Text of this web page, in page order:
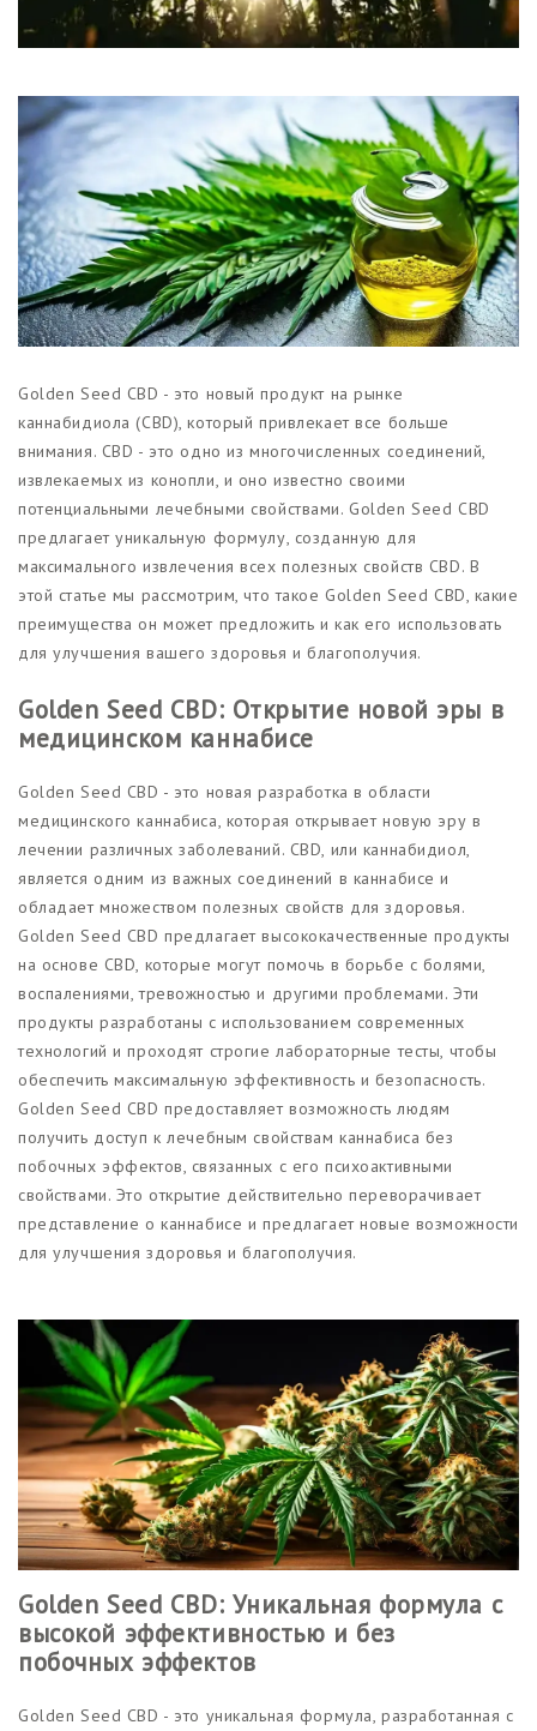
Функциональные продукты с
CBD
Красота и гигиена
CBD для животных
Какао и шоколад с CBD
Магазины
Golden Seed CBD - это новый продукт на рынке
каннабидиола (CBD), который привлекает все больше
внимания. CBD - это одно из многочисленных соединений,
извлекаемых из конопли, и оно известно своими
потенциальными лечебными свойствами. Golden Seed CBD
предлагает уникальную формулу, созданную для
максимального извлечения всех полезных свойств CBD. В
этой статье мы рассмотрим, что такое Golden Seed CBD, какие
преимущества он может предложить и как его использовать
для улучшения вашего здоровья и благополучия.
Golden Seed CBD: Открытие новой эры в
медицинском каннабисе
Golden Seed CBD - это новая разработка в области
медицинского каннабиса, которая открывает новую эру в
лечении различных заболеваний. CBD, или каннабидиол,
является одним из важных соединений в каннабисе и
обладает множеством полезных свойств для здоровья.
Golden Seed CBD предлагает высококачественные продукты
на основе CBD, которые могут помочь в борьбе с болями,
воспалениями, тревожностью и другими проблемами. Эти
продукты разработаны с использованием современных
технологий и проходят строгие лабораторные тесты, чтобы
обеспечить максимальную эффективность и безопасность.
Golden Seed CBD предоставляет возможность людям
получить доступ к лечебным свойствам каннабиса без
побочных эффектов, связанных с его психоактивными
свойствами. Это открытие действительно переворачивает
представление о каннабисе и предлагает новые возможности
для улучшения здоровья и благополучия.
Golden Seed CBD: Уникальная формула с
высокой эффективностью и без
побочных эффектов
Golden Seed CBD - это уникальная формула, разработанная с